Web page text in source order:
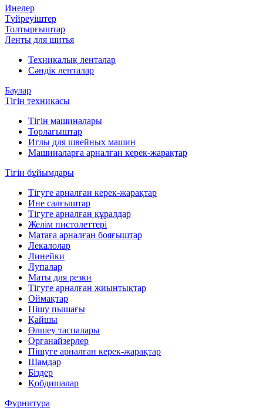
Инелер
Түйреуіштер
Толтырғыштар
Ленты для шитья
Техникалық ленталар
Сәндік ленталар
Баулар
Тігін техникасы
Тігін машиналары
Торлағыштар
Иглы для швейных машин
Машиналарға арналған керек-жарақтар
Тігін бұйымдары
Тігуге арналған керек-жарақтар
Ине салғыштар
Тігуге арналған құралдар
Желім пистолеттері
Матаға арналған бояғыштар
Лекалолар
Линейки
Лупалар
Маты для резки
Тігуге арналған жиынтықтар
Оймақтар
Пішу пышағы
Қайшы
Өлшеу таспалары
Органайзерлер
Пішуге арналған керек-жарақтар
Шамдар
Біздер
Қобдишалар
Фурнитура